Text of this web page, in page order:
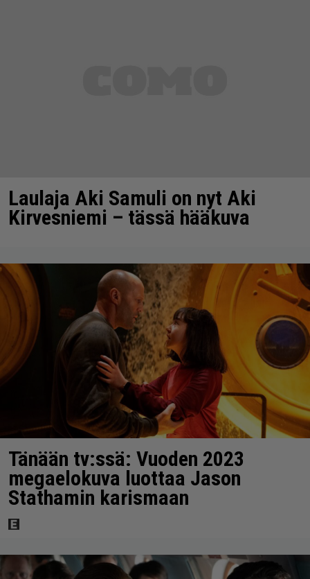
Laulaja Aki Samuli on nyt Aki
Kirvesniemi – tässä hääkuva
Tänään tv:ssä: Vuoden 2023
megaelokuva luottaa Jason
Stathamin karismaan